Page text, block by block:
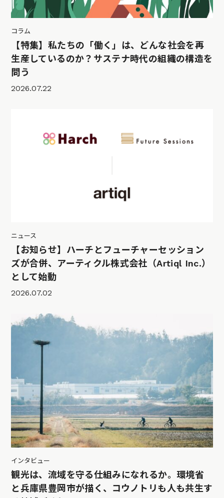
コラム
【特集】私たちの「働く」は、どんな社会を再
生産しているのか？サステナ時代の組織の構造を
問う
2026.07.22
ニュース
【お知らせ】ハーチとフューチャーセッション
ズが合併、アーティクル株式会社（Artiql Inc.）
として始動
2026.07.02
インタビュー
観光は、流域を守る仕組みになれるか。環境省
と兵庫県豊岡市が描く、コウノトリも人も共生す